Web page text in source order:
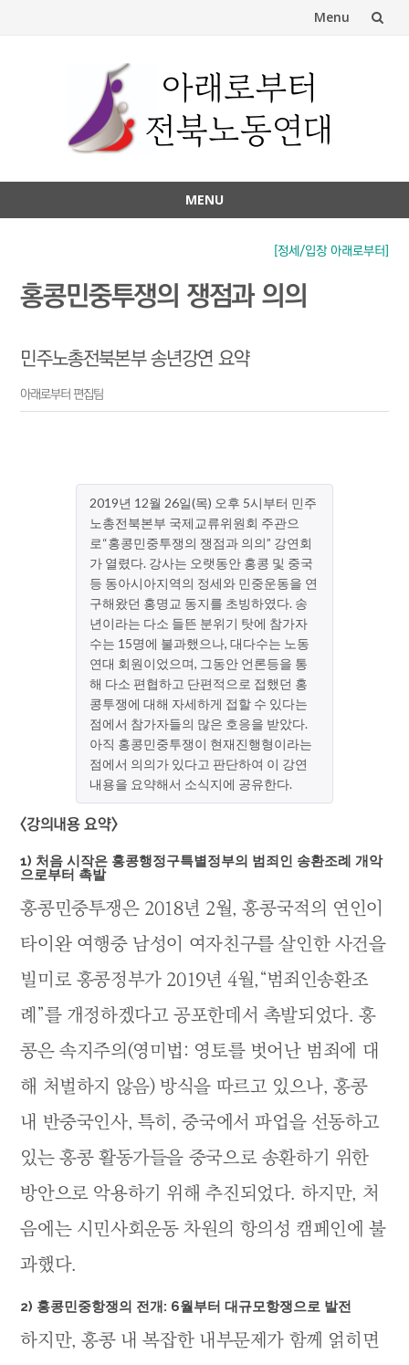
Menu
MENU
[정세/입장 아래로부터]
홍콩민중투쟁의 쟁점과 의의
민주노총전북본부 송년강연 요약
아래로부터 편집팀
2019년 12월 26일(목) 오후 5시부터 민주
노총전북본부 국제교류위원회 주관으
로“홍콩민중투쟁의 쟁점과 의의” 강연회
가 열렸다. 강사는 오랫동안 홍콩 및 중국
등 동아시아지역의 정세와 민중운동을 연
구해왔던 홍명교 동지를 초빙하였다. 송
년이라는 다소 들뜬 분위기 탓에 참가자
수는 15명에 불과했으나, 대다수는 노동
연대 회원이었으며, 그동안 언론등을 통
해 다소 편협하고 단편적으로 접했던 홍
콩투쟁에 대해 자세하게 접할 수 있다는
점에서 참가자들의 많은 호응을 받았다.
아직 홍콩민중투쟁이 현재진행형이라는
점에서 의의가 있다고 판단하여 이 강연
내용을 요약해서 소식지에 공유한다.
<강의내용 요약>
1) 처음 시작은 홍콩행정구특별정부의 범죄인 송환조례 개악
으로부터 촉발
홍콩민중투쟁은 2018년 2월, 홍콩국적의 연인이
타이완 여행중 남성이 여자친구를 살인한 사건을
빌미로 홍콩정부가 2019년 4월,“범죄인송환조
례”를 개정하겠다고 공포한데서 촉발되었다. 홍
콩은 속지주의(영미법: 영토를 벗어난 범죄에 대
해 처벌하지 않음) 방식을 따르고 있으나, 홍콩
내 반중국인사, 특히, 중국에서 파업을 선동하고
있는 홍콩 활동가들을 중국으로 송환하기 위한
방안으로 악용하기 위해 추진되었다. 하지만, 처
음에는 시민사회운동 차원의 항의성 캠페인에 불
과했다.
2) 홍콩민중항쟁의 전개: 6월부터 대규모항쟁으로 발전
하지만, 홍콩 내 복잡한 내부문제가 함께 얽히면